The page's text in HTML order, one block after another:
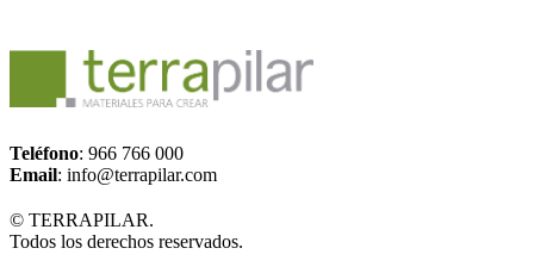
Teléfono: 966 766 000
Email: info@terrapilar.com
© TERRAPILAR.
Todos los derechos reservados.